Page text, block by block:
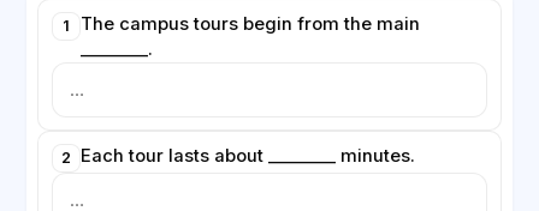
1
The campus tours begin from the main
________.
2 Each tour lasts about ________ minutes.